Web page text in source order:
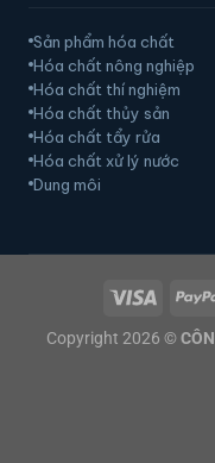
Sản phẩm hóa chất
Hóa chất nông nghiệp
Hóa chất thí nghiệm
Hóa chất thủy sản
Hóa chất tẩy rửa
Hóa chất xử lý nước
Dung môi
Copyright 2026 ©